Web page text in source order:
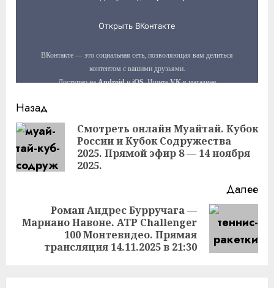
Продолжить
чтение
Назад
Смотреть онлайн Муайтай. Кубок
России и Кубок Содружества
2025. Прямой эфир 8 — 14 ноября
2025.
Далее
Следующая
запись:
Роман Андрес Бурручага —
Мариано Навоне. ATP Challenger
100 Монтевидео. Прямая
трансляция 14.11.2025 в 21:30